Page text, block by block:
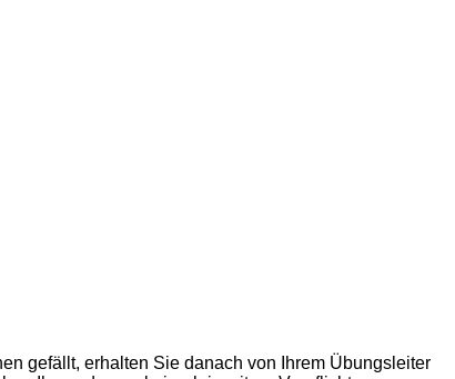
gefällt, erhalten Sie danach von Ihrem Übungsleiter